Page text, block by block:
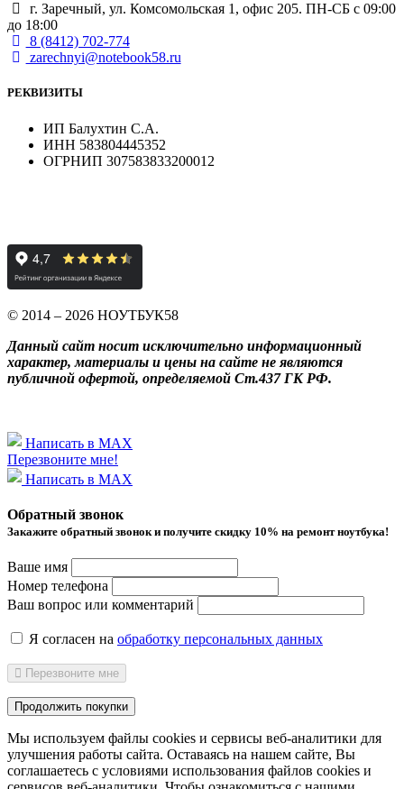
г. Заречный, ул. Комсомольская 1, офис 205. ПН-СБ с 09:00
до 18:00
8 (8412) 702-774
zarechnyi@notebook58.ru
РЕКВИЗИТЫ
ИП Балухтин С.А.
ИНН 583804445352
ОГРНИП 307583833200012
© 2014 – 2026 НОУТБУК58
Данный сайт носит исключительно информационный
характер, материалы и цены на сайте не являются
публичной офертой, определяемой Ст.437 ГК РФ.
Написать в MAX
Перезвоните мне!
Написать в MAX
Обратный звонок
Закажите обратный звонок и получитe скидку 10% на ремонт ноутбука!
Ваше имя
Номер телефона
Ваш вопрос или комментарий
Я согласен на обработку персональных данных
Перезвоните мне
Продолжить покупки
Мы используем файлы cookies и сервисы веб-аналитики для
улучшения работы сайта. Оставаясь на нашем сайте, Вы
соглашаетесь с условиями использования файлов cookies и